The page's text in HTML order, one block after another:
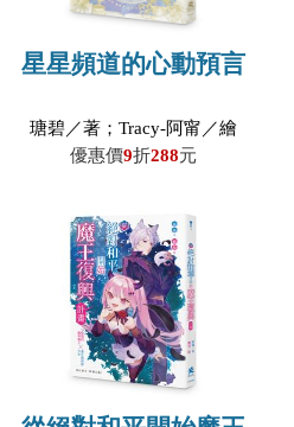
星星頻道的心動預言
瑭碧／著；Tracy-阿甯／繪
優惠價9折288元